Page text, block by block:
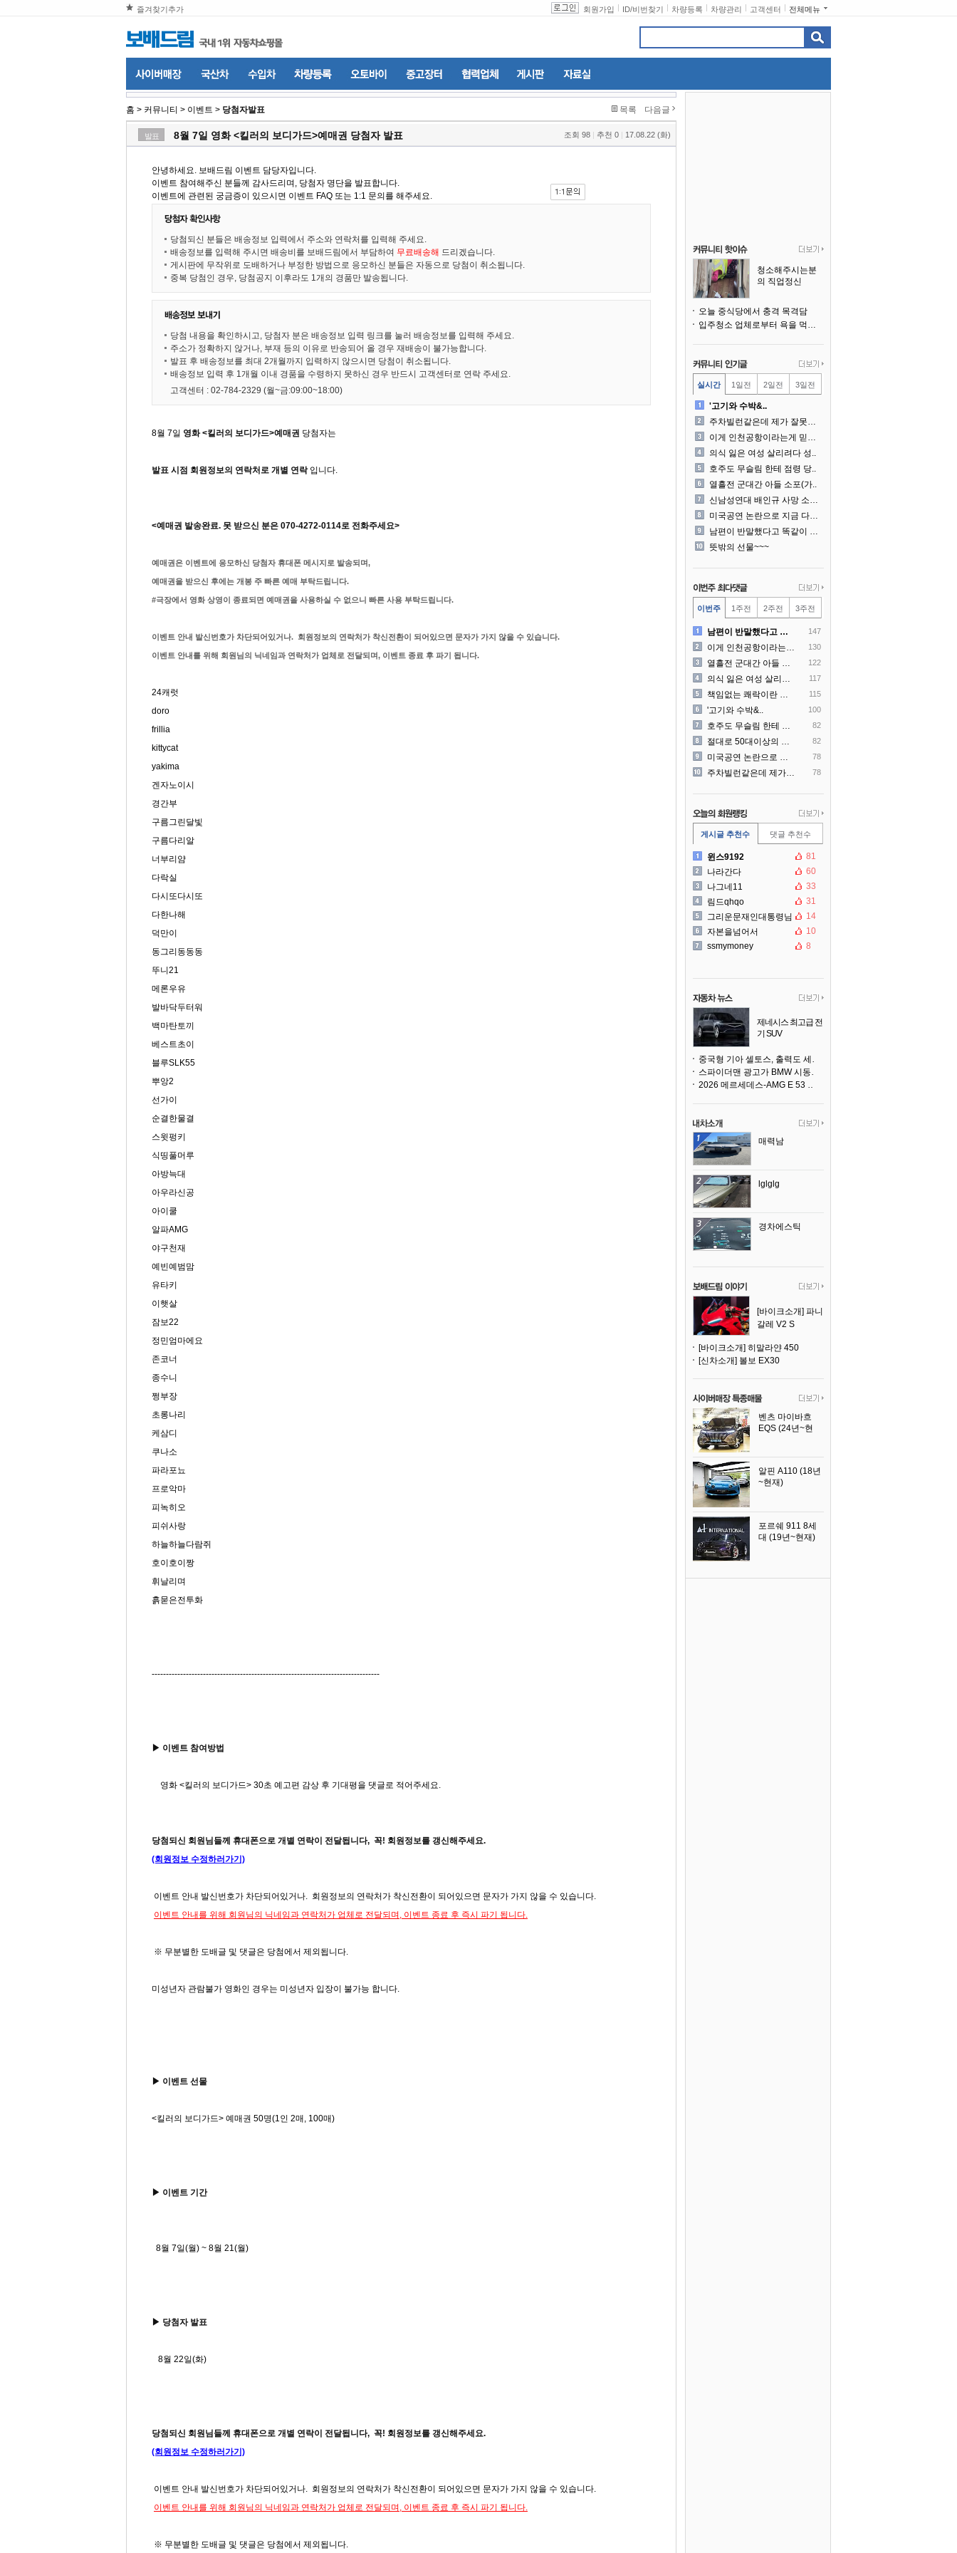
즐겨찾기추가 전체메뉴
고객센터
차량관리
차량등록
ID/비번찾기
회원가입
홈 > 커뮤니티 > 이벤트 > 당첨자발표 목록 다음글
발표 8월 7일 영화 <킬러의 보디가드>예매권 당첨자 발표 조회 98 | 추천 0 | 17.08.22 (화)
안녕하세요. 보배드림 이벤트 담당자입니다.
이벤트 참여해주신 분들께 감사드리며, 당첨자 명단을 발표합니다.
이벤트에 관련된 궁금증이 있으시면 이벤트 FAQ 또는 1:1 문의를 해주세요.
당첨되신 분들은 배송정보 입력에서 주소와 연락처를 입력해 주세요.
배송정보를 입력해 주시면 배송비를 보배드림에서 부담하여 무료배송해 드리겠습니다.
게시판에 무작위로 도배하거나 부정한 방법으로 응모하신 분들은 자동으로 당첨이 취소됩니다.
중복 당첨인 경우, 당첨공지 이후라도 1개의 경품만 발송됩니다.
당첨 내용을 확인하시고, 당첨자 분은 배송정보 입력 링크를 눌러 배송정보를 입력해 주세요.
주소가 정확하지 않거나, 부재 등의 이유로 반송되어 올 경우 재배송이 불가능합니다.
발표 후 배송정보를 최대 2개월까지 입력하지 않으시면 당첨이 취소됩니다.
배송정보 입력 후 1개월 이내 경품을 수령하지 못하신 경우 반드시 고객센터로 연락 주세요.
고객센터 : 02-784-2329 (월~금:09:00~18:00)
8월 7일 영화 <킬러의 보디가드>예매권 당첨자는
발표 시점 회원정보의 연락처로 개별 연락 입니다.
<예매권 발송완료. 못 받으신 분은 070-4272-0114로 전화주세요>
예매권은 이벤트에 응모하신 당첨자 휴대폰 메시지로 발송되며,
예매권을 받으신 후에는 개봉 주 빠른 예매 부탁드립니다.
#극장에서 영화 상영이 종료되면 예매권을 사용하실 수 없으니 빠른 사용 부탁드립니다.
이벤트 안내 발신번호가 차단되어있거나. 회원정보의 연락처가 착신전환이 되어있으면 문자가 가지 않을 수 있습니다.
이벤트 안내를 위해 회원님의 닉네임과 연락처가 업체로 전달되며, 이벤트 종료 후 파기 됩니다.
24캐럿
doro
frillia
kittycat
yakima
겐자노이시
경간부
구름그린달빛
구름다리알
너부리얌
다락실
다시또다시또
다한나해
덕만이
동그리동동동
뚜니21
메론우유
발바닥두터워
백마탄토끼
베스트초이
블루SLK55
뿌앙2
선가이
순결한물결
스윗펑키
식띵풀머루
아방늑대
아우라신공
아이쿨
알파AMG
야구천재
예빈예범맘
유타키
이햇살
잠보22
정민엄마에요
존코너
종수니
쩡부장
초롱나리
케삼디
쿠나소
파라포뇨
프로악마
피녹히오
피쉬사랑
하늘하늘다람쥐
호이호이짱
휘날리며
흙묻은전투화
--------------------------------------------------------------------------------
▶ 이벤트 참여방법
영화 <킬러의 보디가드> 30초 예고편 감상 후 기대평을 댓글로 적어주세요.
당첨되신 회원님들께 휴대폰으로 개별 연락이 전달됩니다, 꼭! 회원정보를 갱신해주세요.
(회원정보 수정하러가기)
이벤트 안내 발신번호가 차단되어있거나. 회원정보의 연락처가 착신전환이 되어있으면 문자가 가지 않을 수 있습니다.
이벤트 안내를 위해 회원님의 닉네임과 연락처가 업체로 전달되며, 이벤트 종료 후 즉시 파기 됩니다.
※ 무분별한 도배글 및 댓글은 당첨에서 제외됩니다.
미성년자 관람불가 영화인 경우는 미성년자 입장이 불가능 합니다.
▶ 이벤트 선물
<킬러의 보디가드> 예매권 50명(1인 2매, 100매)
▶ 이벤트 기간
8월 7일(월) ~ 8월 21(월)
▶ 당첨자 발표
8월 22일(화)
당첨되신 회원님들께 휴대폰으로 개별 연락이 전달됩니다, 꼭! 회원정보를 갱신해주세요.
(회원정보 수정하러가기)
이벤트 안내 발신번호가 차단되어있거나. 회원정보의 연락처가 착신전환이 되어있으면 문자가 가지 않을 수 있습니다.
이벤트 안내를 위해 회원님의 닉네임과 연락처가 업체로 전달되며, 이벤트 종료 후 즉시 파기 됩니다.
※ 무분별한 도배글 및 댓글은 당첨에서 제외됩니다.
청소해주시는분
의 직업정신
오늘 중식당에서 충격 목격담
입주청소 업체로부터 욕을 먹고 있습니다
실시간 1일전 2일전 3일전
'고기와 수박&..
주차빌런같은데 제가 잘못한건..
이게 인천공항이라는게 믿겨지..
의식 잃은 여성 살리려다 성..
호주도 무슬림 한테 점령 당..
열흘전 군대간 아들 소포(가..
신남성연대 배인규 사망 소식..
미국공연 논란으로 지금 다시..
남편이 반말했다고 똑같이 반..
뜻밖의 선물~~~
이번주 1주전 2주전 3주전
남편이 반말했다고 똑같이 반.. 147
이게 인천공항이라는게 믿겨지.. 130
열흘전 군대간 아들 소포(가.. 122
의식 잃은 여성 살리려다 성.. 117
책임없는 쾌락이란 말에 빡친.. 115
'고기와 수박&.. 100
호주도 무슬림 한테 점령 당.. 82
절대로 50대이상의 딜러를 .. 82
미국공연 논란으로 지금 다시.. 78
주차빌런같은데 제가 잘못한건.. 78
게시글 추천수 댓글 추천수
윈스9192
81
나라간다
60
나그네11
33
림드qhqo
31
그리운문재인대통령님
14
자본을넘어서
10
ssmymoney
8
제네시스 최고급 전
기 SUV
중국형 기아 셀토스, 출력도 세지고 27인치 초대형 디스플레이까지
스파이더맨 광고가 BMW 시동화면을 점령하다, 오너들은 불만
2026 메르세데스-AMG E 53 하이브리드 왜건 시승기
매력남
lglglg
경차에스틱
[바이크소개] 파니
갈레 V2 S
[바이크소개] 히말라얀 450
[신차소개] 볼보 EX30
벤츠 마이바흐
EQS (24년~현
알핀 A110 (18년
~현재)
포르쉐 911 8세
대 (19년~현재)